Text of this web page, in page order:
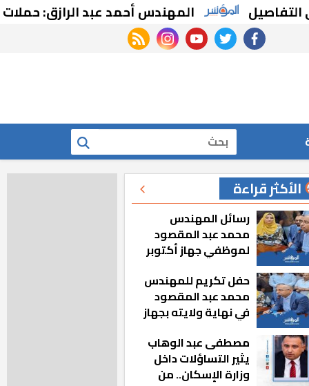
المهندس أحمد عبد الرازق: حملات مكثفة
facebook
twitter
youtube
instagram
rss feed
بحث
الأكثر قراءة
رسائل المهندس
محمد عبد المقصود
لموظفي جهاز أكتوبر
مشيت والمدينة
رجعت للخلف»
حفل تكريم للمهندس
محمد عبد المقصود
في نهاية ولايته بجهاز
مصطفى عبد الوهاب
يثير التساؤلات داخل
وزارة الإسكان.. من